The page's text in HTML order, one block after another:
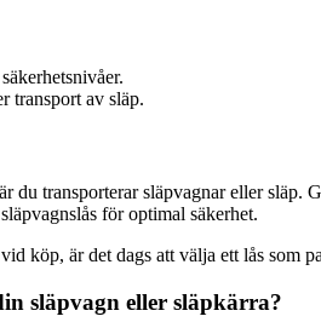
transport av släp.
transporterar släpvagnar eller
för optimal säkerhet.
köp, är det dags att välja ett lås som
släpvagn eller släpkärra?